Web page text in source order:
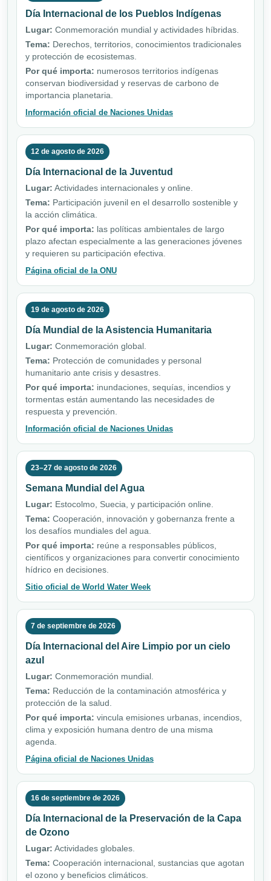
Día Internacional de los Pueblos Indígenas
Lugar: Conmemoración mundial y actividades híbridas.
Tema: Derechos, territorios, conocimientos tradicionales
y protección de ecosistemas.
Por qué importa: numerosos territorios indígenas
conservan biodiversidad y reservas de carbono de
importancia planetaria.
Información oficial de Naciones Unidas
12 de agosto de 2026
Día Internacional de la Juventud
Lugar: Actividades internacionales y online.
Tema: Participación juvenil en el desarrollo sostenible y
la acción climática.
Por qué importa: las políticas ambientales de largo
plazo afectan especialmente a las generaciones jóvenes
y requieren su participación efectiva.
Página oficial de la ONU
19 de agosto de 2026
Día Mundial de la Asistencia Humanitaria
Lugar: Conmemoración global.
Tema: Protección de comunidades y personal
humanitario ante crisis y desastres.
Por qué importa: inundaciones, sequías, incendios y
tormentas están aumentando las necesidades de
respuesta y prevención.
Información oficial de Naciones Unidas
23–27 de agosto de 2026
Semana Mundial del Agua
Lugar: Estocolmo, Suecia, y participación online.
Tema: Cooperación, innovación y gobernanza frente a
los desafíos mundiales del agua.
Por qué importa: reúne a responsables públicos,
científicos y organizaciones para convertir conocimiento
hídrico en decisiones.
Sitio oficial de World Water Week
7 de septiembre de 2026
Día Internacional del Aire Limpio por un cielo
azul
Lugar: Conmemoración mundial.
Tema: Reducción de la contaminación atmosférica y
protección de la salud.
Por qué importa: vincula emisiones urbanas, incendios,
clima y exposición humana dentro de una misma
agenda.
Página oficial de Naciones Unidas
16 de septiembre de 2026
Día Internacional de la Preservación de la Capa
de Ozono
Lugar: Actividades globales.
Tema: Cooperación internacional, sustancias que agotan
el ozono y beneficios climáticos.